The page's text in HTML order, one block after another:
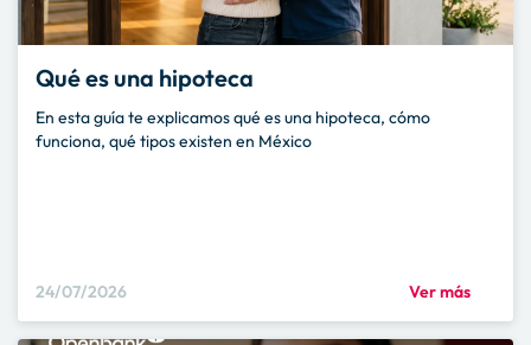
Qué es una hipoteca
En esta guía te explicamos qué es una hipoteca, cómo
funciona, qué tipos existen en México
24/07/2026 Ver más